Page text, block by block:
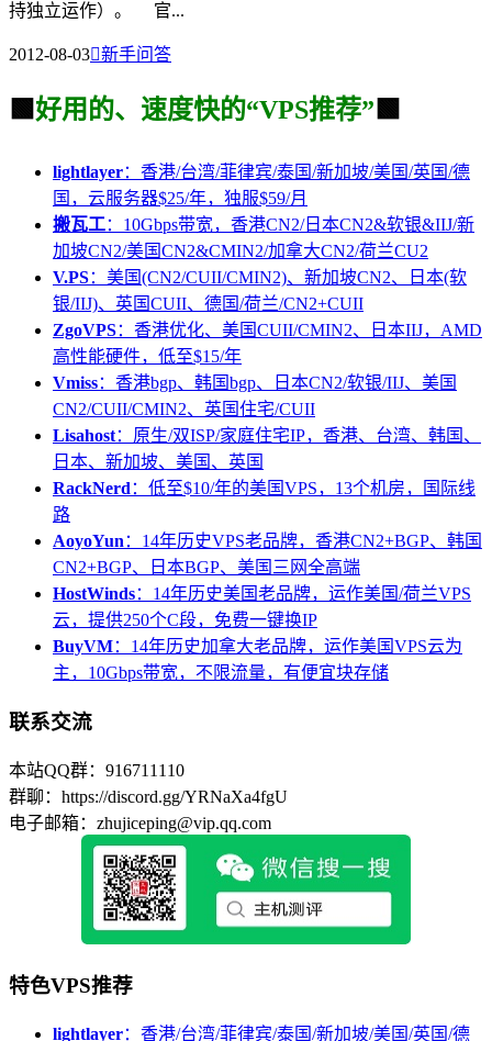
持独立运作）。 官...
2012-08-03新手问答
🟩 好用的、速度快的“VPS推荐” 🟩
lightlayer：香港/台湾/菲律宾/泰国/新加坡/美国/英国/德
国，云服务器$25/年，独服$59/月
搬瓦工：10Gbps带宽，香港CN2/日本CN2&软银&IIJ/新
加坡CN2/美国CN2&CMIN2/加拿大CN2/荷兰CU2
V.PS：美国(CN2/CUII/CMIN2)、新加坡CN2、日本(软
银/IIJ)、英国CUII、德国/荷兰/CN2+CUII
ZgoVPS：香港优化、美国CUII/CMIN2、日本IIJ，AMD
高性能硬件，低至$15/年
Vmiss：香港bgp、韩国bgp、日本CN2/软银/IIJ、美国
CN2/CUII/CMIN2、英国住宅/CUII
Lisahost：原生/双ISP/家庭住宅IP，香港、台湾、韩国、
日本、新加坡、美国、英国
RackNerd ：低至$10/年的美国VPS，13个机房，国际线
路
AoyoYun ：14年历史VPS老品牌，香港CN2+BGP、韩国
CN2+BGP、日本BGP、美国三网全高端
HostWinds：14年历史美国老品牌，运作美国/荷兰VPS
云，提供250个C段，免费一键换IP
BuyVM：14年历史加拿大老品牌，运作美国VPS云为
主，10Gbps带宽，不限流量，有便宜块存储
联系交流
本站QQ群：916711110
群聊：https://discord.gg/YRNaXa4fgU
电子邮箱：zhujiceping@vip.qq.com
特色VPS推荐
lightlayer：香港/台湾/菲律宾/泰国/新加坡/美国/英国/德